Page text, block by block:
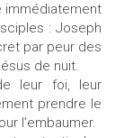
immédiatement
: Joseph
par peur des
de nuit.
leur foi, leur
prendre le
l’embaumer.